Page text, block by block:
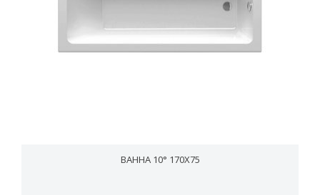
ВАННА 10° 170X75